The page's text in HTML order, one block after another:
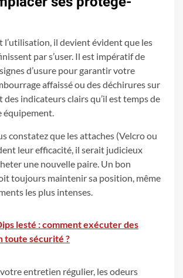
l’utilisation, il devient évident que les
par s’user. Il est impératif de
d’usure pour garantir votre
affaissé ou des déchirures sur
des indicateurs clairs qu’il est temps de
équipement.
constatez que les attaches (Velcro ou
leur efficacité, il serait judicieux
une nouvelle paire. Un bon
toujours maintenir sa position, même
les plus intenses.
lesté : comment exécuter des
toute sécurité ?
entretien régulier, les odeurs